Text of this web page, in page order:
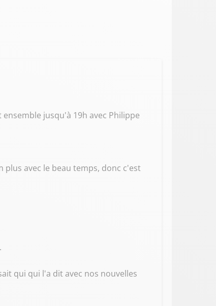
jusqu'à 19h avec Philippe
plus avec le beau temps, donc c'est
qui qui l'a dit avec nos nouvelles